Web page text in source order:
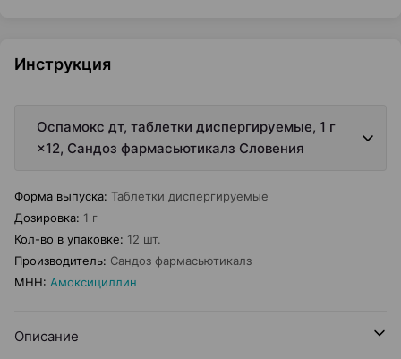
Инструкция
Оспамокс дт, таблетки диспергируемые, 1 г
×12, Сандоз фармасьютикалз Словения
Форма выпуска: Таблетки диспергируемые
Дозировка: 1 г
Кол-во в упаковке: 12 шт.
Производитель: Сандоз фармасьютикалз
МНН: Амоксициллин
Описание